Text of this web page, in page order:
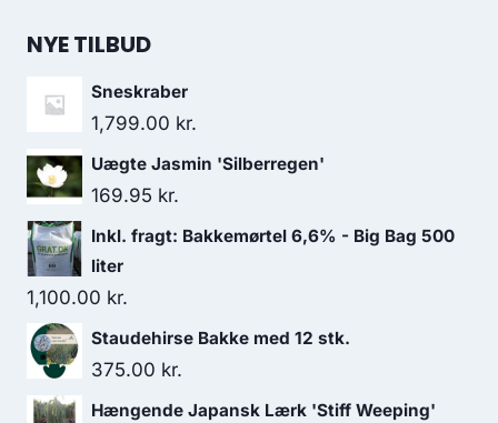
NYE TILBUD
Sneskraber
1,799.00 kr.
Uægte Jasmin 'Silberregen'
169.95 kr.
Inkl. fragt: Bakkemørtel 6,6% - Big Bag 500
liter
1,100.00 kr.
Staudehirse Bakke med 12 stk.
375.00 kr.
Hængende Japansk Lærk 'Stiff Weeping'